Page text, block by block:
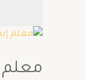
معلم